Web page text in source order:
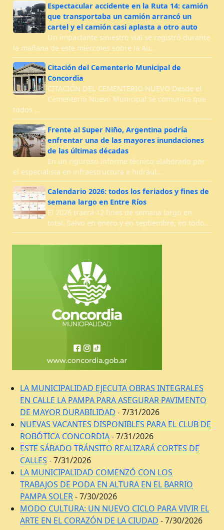
Espectacular accidente en la Ruta 14: camión
que transportaba un camión arrancó un
cartel y el camión casi aplasta a otro auto
Un impactante siniestro vial se registró durante
la mañana de este miércoles sobre la Au…
Citación del Cementerio Municipal de
Concordia
CITACIÓN DEL CEMENTERIO NUEVO Desde el
Cementerio Nuevo Municipal se comunica que
todos …
Frente al Super Niño, Argentina podría
enfrentar una de las mayores inundaciones
de las últimas décadas
En un riguroso informe técnico elaborado por
el especialista en infraestructura e hidrául…
Calendario 2026: todos los feriados y fines de
semana largo en Entre Ríos
El 2026 traerá 12 fines de semana largo en
total. Salvo en enero y en septiembre, en todo…
LA MUNICIPALIDAD EJECUTA OBRAS INTEGRALES
EN CALLE LA PAMPA PARA ASEGURAR PAVIMENTO
DE MAYOR DURABILIDAD - 7/31/2026
NUEVAS VACANTES DISPONIBLES PARA EL CLUB DE
ROBÓTICA CONCORDIA- 7/31/2026
ESTE SÁBADO TRÁNSITO REALIZARÁ CORTES DE
CALLES - 7/31/2026
LA MUNICIPALIDAD COMENZÓ CON LOS
TRABAJOS DE PODA EN ALTURA EN EL BARRIO
PAMPA SOLER- 7/30/2026
MODO CULTURA: UN NUEVO CICLO PARA VIVIR EL
ARTE EN EL CORAZÓN DE LA CIUDAD - 7/30/2026